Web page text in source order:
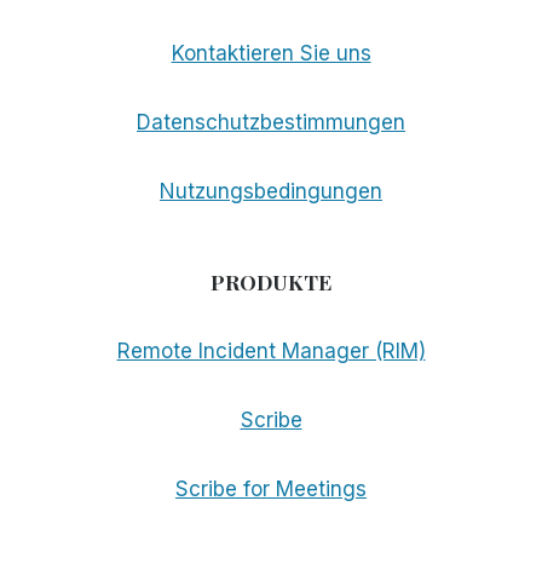
Kontaktieren Sie uns
Datenschutzbestimmungen
Nutzungsbedingungen
PRODUKTE
Remote Incident Manager (RIM)
Scribe
Scribe for Meetings